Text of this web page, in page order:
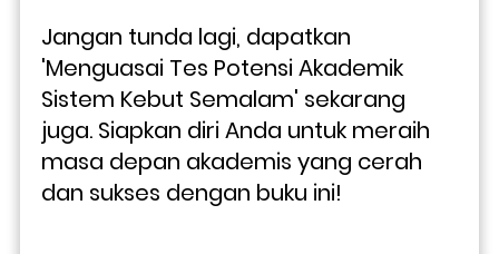
Jangan tunda lagi, dapatkan
'Menguasai Tes Potensi Akademik
Sistem Kebut Semalam' sekarang
juga. Siapkan diri Anda untuk meraih
masa depan akademis yang cerah
dan sukses dengan buku ini!